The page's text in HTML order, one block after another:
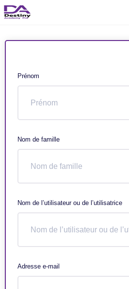
Skip
to
Prénom
Nom de famille
Nom de l’utilisateur ou de l’utilisatrice
Adresse e-mail